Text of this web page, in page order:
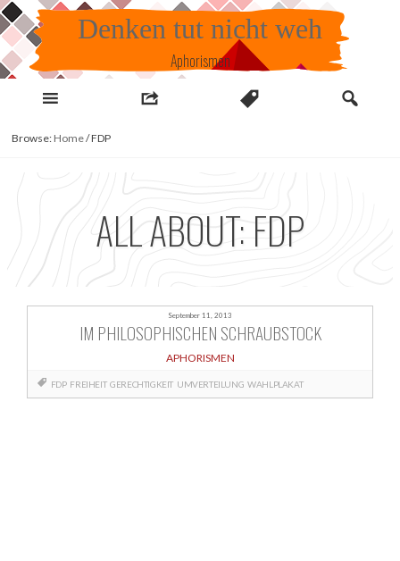
Skip
to
content
Denken tut nicht weh
Aphorismen
Browse: Home/FDP
ALL ABOUT: FDP
September 11, 2013
IM PHILOSOPHISCHEN SCHRAUBSTOCK
APHORISMEN
FDP FREIHEIT GERECHTIGKEIT UMVERTEILUNG WAHLPLAKAT